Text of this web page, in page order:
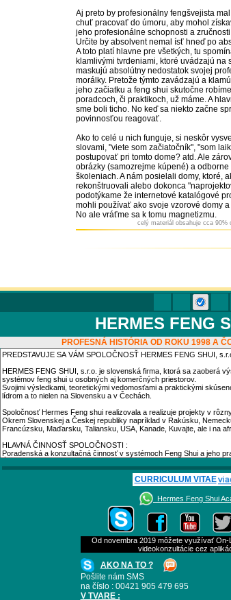
Aj preto by profesionálny fengšvejista
chuť pracovať do úmoru, aby mohol
jeho profesionálne schopnosti a
Určite by absolvent nemal ísť hneď po
A toto platí hlavne pre všetkých, tu
klamlivými tvrdeniami, ktoré uvádzajú
maskujú absolútny nedostatok svojej
morálky. Pretože týmto zavádzajú a
jeho začiatku a feng shui skutočne
poradcoch, či praktikoch, už máme. A
sme boli ticho. No keď sa niekto začne
povinnosťou reagovať.
Ako to celé u nich funguje, si neskôr
slovami, "viete som začiatočník", "som
postupovať pri tomto dome? atd. Ale
obrázky (samozrejme kúpené) a
školeniach. A nám posielali domy, ktoré,
rekonštruovali alebo dokonca
podotýkame že internetové katalógové
mohli používať ako svoje vzorové domy
No ale vráťme sa k tomu magnetizmu.
celý materiál obsahuje cca 90%
HERMES FENG
PROFESNÁ HISTÓRIA OD ROKU 1998 A
CURRICULUM VITAE
Hermes Feng Shui
Od novembra 2019 môžete využívať On-
videokonzultácie cez
AKO NA TO ?
Pošlite nám SMS
na číslo : 00421 905 479 695
V TVARE :